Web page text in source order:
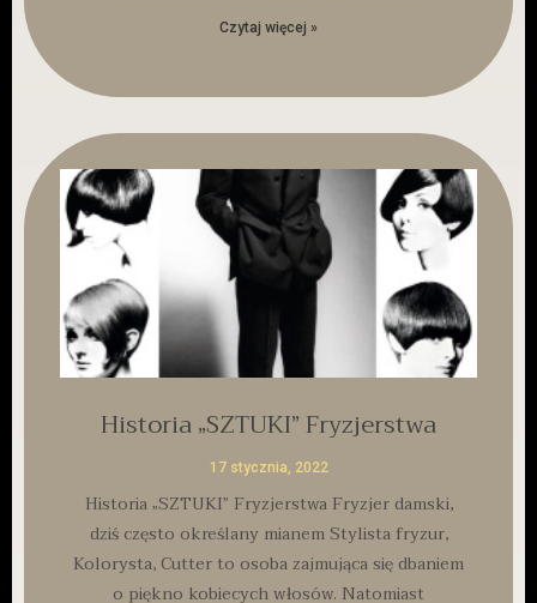
Czytaj więcej »
Historia „SZTUKI” Fryzjerstwa
17 stycznia, 2022
Historia „SZTUKI” Fryzjerstwa Fryzjer damski,
dziś często określany mianem Stylista fryzur,
Kolorysta, Cutter to osoba zajmująca się dbaniem
o piękno kobiecych włosów. Natomiast